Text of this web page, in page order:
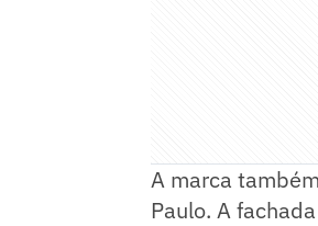
A marca
Paulo. A